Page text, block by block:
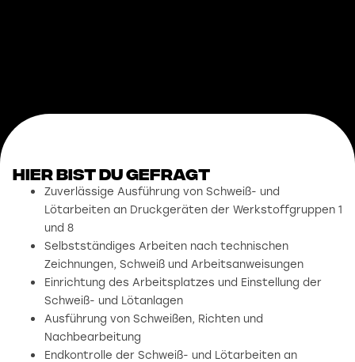
Hier bist du gefragt
Zuverlässige Ausführung von Schweiß- und
Lötarbeiten an Druckgeräten der Werkstoffgruppen 1
und 8
Selbstständiges Arbeiten nach technischen
Zeichnungen, Schweiß und Arbeitsanweisungen
Einrichtung des Arbeitsplatzes und Einstellung der
Schweiß- und Lötanlagen
Ausführung von Schweißen, Richten und
Nachbearbeitung
Endkontrolle der Schweiß- und Lötarbeiten an